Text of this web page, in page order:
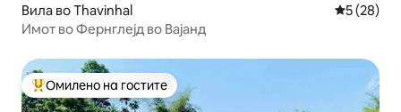
Вила во Thavinhal Просечна
5 (28)
Имот во Фернглејд во Вајанд
Меѓу најуспешните „Омилени на гостите“
Омилено на гостите